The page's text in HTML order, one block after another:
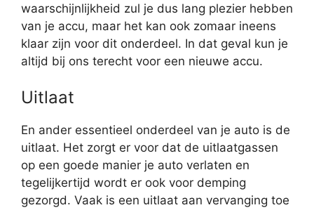
waarschijnlijkheid zul je dus lang plezier hebben
van je accu, maar het kan ook zomaar ineens
klaar zijn voor dit onderdeel. In dat geval kun je
altijd bij ons terecht voor een nieuwe accu.
Uitlaat
En ander essentieel onderdeel van je auto is de
uitlaat. Het zorgt er voor dat de uitlaatgassen
op een goede manier je auto verlaten en
tegelijkertijd wordt er ook voor demping
gezorgd. Vaak is een uitlaat aan vervanging toe